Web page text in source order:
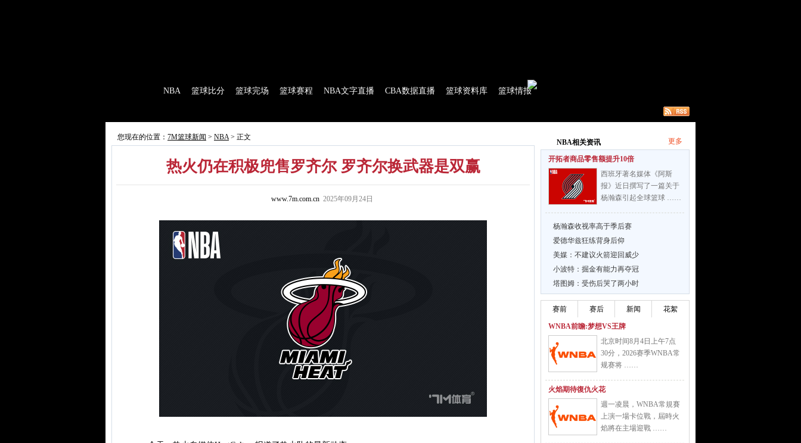
NBA 篮球比分 篮球完场 篮球赛程 NBA文字直播 CBA数据直播 篮球资料库 篮球情报
您现在的位置： 7M篮球新闻 > NBA> 正文
热火仍在积极兜售罗齐尔 罗齐尔换武器是双赢
www.7m.com.cn 2025年09月24日
NBA相关资讯 更多
开拓者商品零售额提升10倍
西班牙著名媒体《阿斯
报》近日撰写了一篇关于
杨瀚森引起全球篮球 ……
杨瀚森收视率高于季后赛
爱德华兹狂练背身后仰
美媒：不建议火箭迎回威少
小波特：掘金有能力再夺冠
塔图姆：受伤后哭了两小时
赛前 赛后 新闻 花絮
WNBA前瞻:梦想VS王牌
北京时间8月4日上午7点
30分，2026赛季WNBA常
规赛将 ……
火焰期待復仇火花
週一凌晨，WNBA常規賽
上演一場卡位戰，屆時火
焰將在主場迎戰 ……